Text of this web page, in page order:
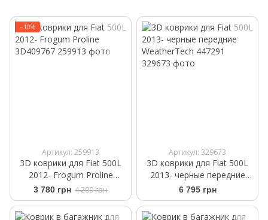
−10%
Артикул: 259913
3D коврики для Fiat 500L
2012- Frogum Proline
3D409767
3 780 грн 4 200 грн
Артикул: 329673
3D коврики для Fiat 500L
2013- черные передние
WeatherTech 447291
6 795 грн